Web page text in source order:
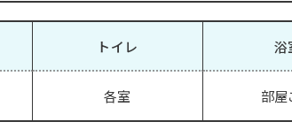
トイレ
各室
浴
部屋